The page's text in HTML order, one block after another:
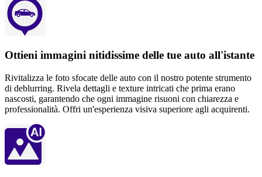
Ottieni immagini nitidissime delle tue auto all'istante
Rivitalizza le foto sfocate delle auto con il nostro potente strumento
di deblurring. Rivela dettagli e texture intricati che prima erano
nascosti, garantendo che ogni immagine risuoni con chiarezza e
professionalità. Offri un'esperienza visiva superiore agli acquirenti.